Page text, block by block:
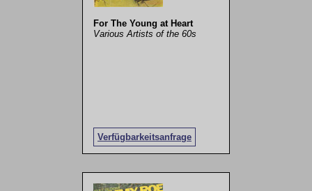
For The Young at Heart
Various Artists of the 60s
Verfügbarkeitsanfrage